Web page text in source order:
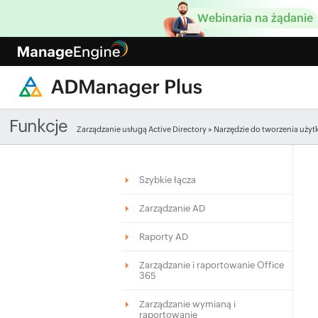
Webinaria na żądanie
Funkcje Zarządzanie usługą Active Directory » Narzędzie do tworzenia
Szybkie łącza
Zarządzanie AD
Raporty AD
Zarządzanie i raportowanie Office
365
Zarządzanie wymianą i
raportowanie